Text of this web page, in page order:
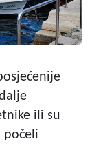
ili su
počeli